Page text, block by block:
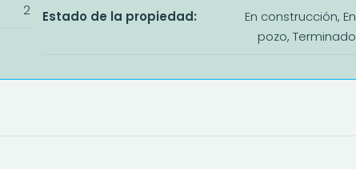
2 Estado de la propiedad:
En construcción, En
pozo, Terminado